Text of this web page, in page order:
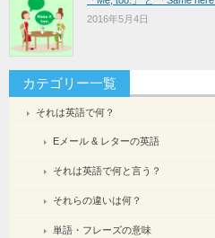
2016年5月4日
カテゴリー一覧
それは英語で何？
Eメール & レターの英語
それは英語で何と言う？
それらの違いは何？
単語・フレーズの意味